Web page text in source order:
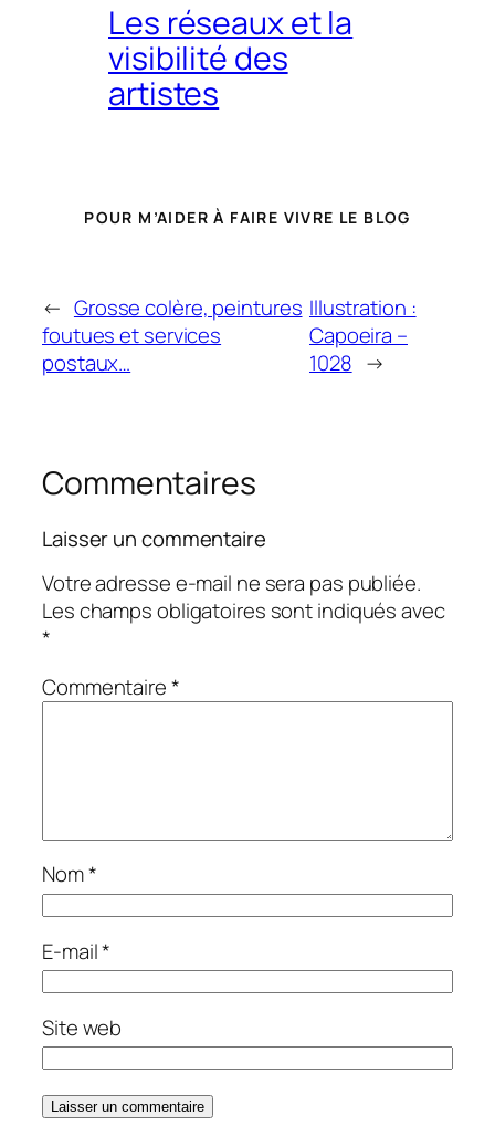
Les réseaux et la
visibilité des
artistes
POUR M’AIDER À FAIRE VIVRE LE BLOG
← Grosse colère, peintures
foutues et services
postaux…
Illustration :
Capoeira –
1028 →
Commentaires
Laisser un commentaire
Votre adresse e-mail ne sera pas publiée.
Les champs obligatoires sont indiqués avec
*
Commentaire*
Nom*
E-mail*
Site web